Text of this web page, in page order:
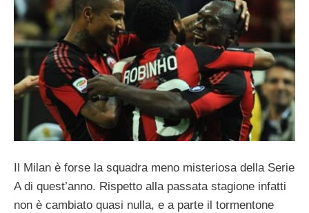
Il Milan è forse la squadra meno misteriosa della Serie
A di quest’anno. Rispetto alla passata stagione infatti
non è cambiato quasi nulla, e a parte il tormentone